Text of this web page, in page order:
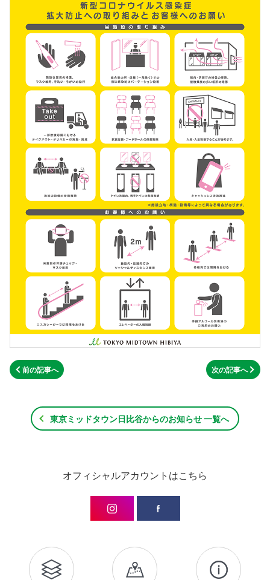
次の記事へ
前の記事へ
東京ミッドタウン日比谷からのお知らせ 一覧へ
オフィシャルアカウントはこちら